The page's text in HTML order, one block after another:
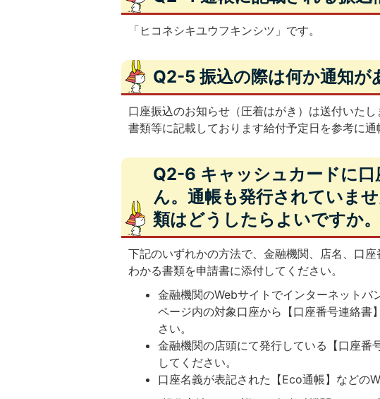
「ヒコネシキユウフキンシツ」です。
Q2-5 振込の際は何か通知が
口座振込のお知らせ（圧着はがき）は送付いた
書類等に記載しております給付予定日を参考に通
Q2-6 キャッシュカードに
ん。通帳も発行されていま
類はどうしたらよいですか。
下記のいずれかの方法で、金融機関、店名、口
わかる書類を申請書に添付してください。
金融機関のWebサイトでインターネットバ
ページ内の対象口座から【口座番号連絡書
さい。
金融機関の店頭にて発行している【口座番
してください。
口座名義が表記された【Eco通帳】などの